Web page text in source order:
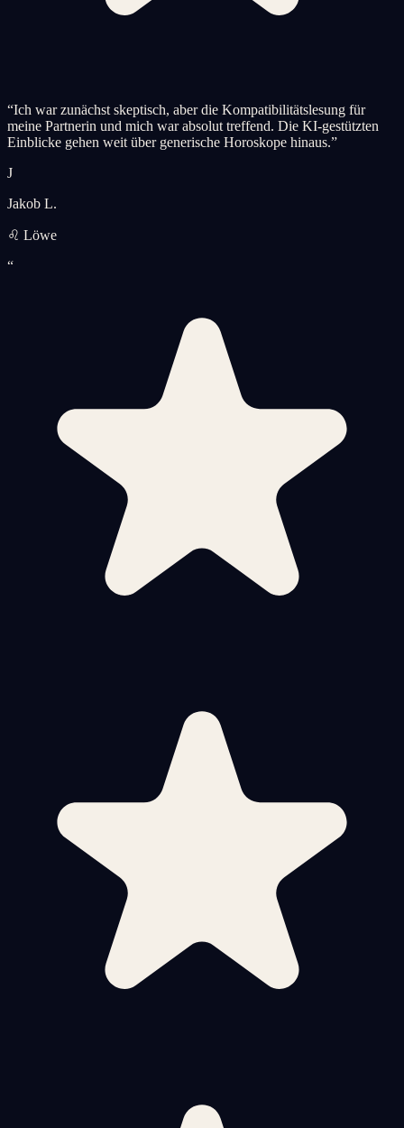
“Ich war zunächst skeptisch, aber die Kompatibilitätslesung für
meine Partnerin und mich war absolut treffend. Die KI-gestützten
Einblicke gehen weit über generische Horoskope hinaus.”
J
Jakob L.
♌ Löwe
“